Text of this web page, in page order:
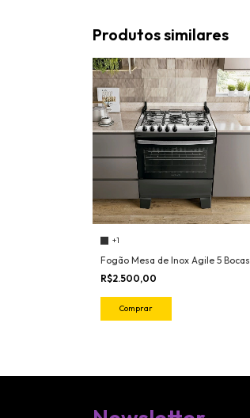
Produtos similares
+1
Fogão Mesa de Inox Agile 5 Bocas
R$2.500,00
Comprar